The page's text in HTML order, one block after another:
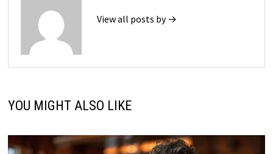
View all posts by →
YOU MIGHT ALSO LIKE